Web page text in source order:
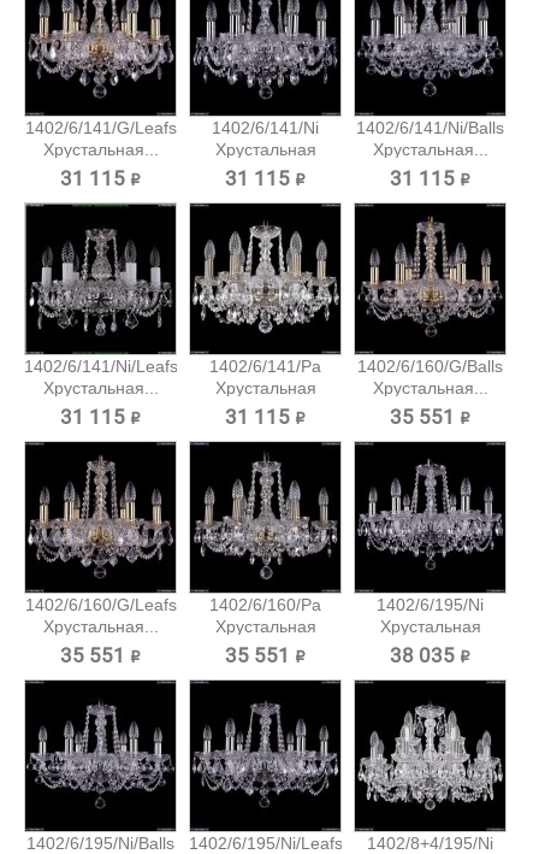
1402/6/141/G/Leafs
Хрустальная...
31 115 ₽
1402/6/141/Ni
Хрустальная
подвесная...
31 115 ₽
1402/6/141/Ni/Balls
Хрустальная...
31 115 ₽
1402/6/141/Ni/Leafs
Хрустальная...
31 115 ₽
1402/6/141/Pa
Хрустальная
подвесная...
31 115 ₽
1402/6/160/G/Balls
Хрустальная...
35 551 ₽
1402/6/160/G/Leafs
Хрустальная...
35 551 ₽
1402/6/160/Pa
Хрустальная
подвесная...
35 551 ₽
1402/6/195/Ni
Хрустальная
подвесная...
38 035 ₽
1402/6/195/Ni/Balls
1402/6/195/Ni/Leafs
1402/8+4/195/Ni